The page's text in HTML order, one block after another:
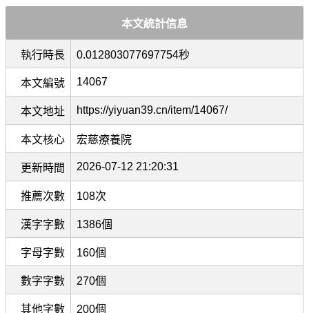
本文統計信息
執行時長 0.012803077697754秒
本文編號 14067
本文地址 https://yiyuan39.cn/item/14067/
本文核心 宏慈療養院
更新時間 2026-07-12 21:20:31
推薦次數 108次
漢字字數 1386個
字母字數 160個
數字字數 270個
其他字數 200個